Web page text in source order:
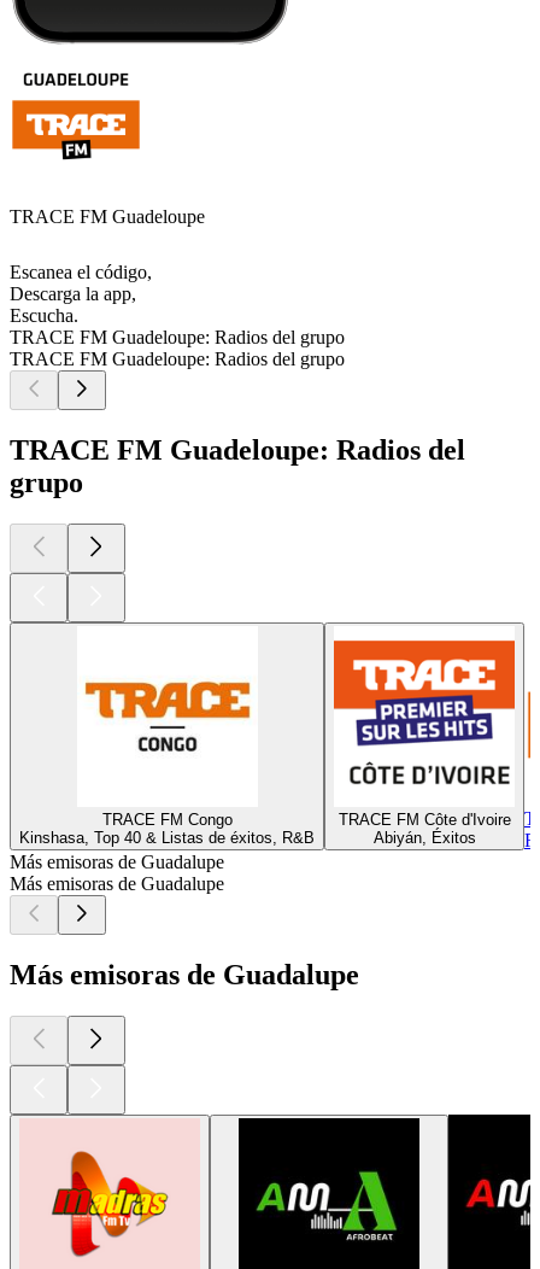
TRACE FM Guadeloupe
Escanea el código,
Descarga la app,
Escucha.
TRACE FM Guadeloupe: Radios del grupo
TRACE FM Guadeloupe: Radios del grupo
TRACE FM Guadeloupe: Radios del
grupo
TRACE FM Congo
Kinshasa, Top 40 & Listas de éxitos, R&B
TRACE FM Côte d'Ivoire
Abiyán, Éxitos
Más emisoras de Guadalupe
Más emisoras de Guadalupe
Más emisoras de Guadalupe